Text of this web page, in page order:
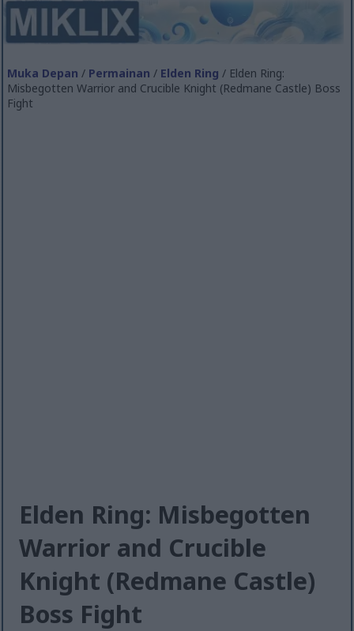
Muka Depan / Permainan / Elden Ring / Elden Ring:
Misbegotten Warrior and Crucible Knight (Redmane Castle) Boss
Fight
Elden Ring: Misbegotten
Warrior and Crucible
Knight (Redmane Castle)
Boss Fight